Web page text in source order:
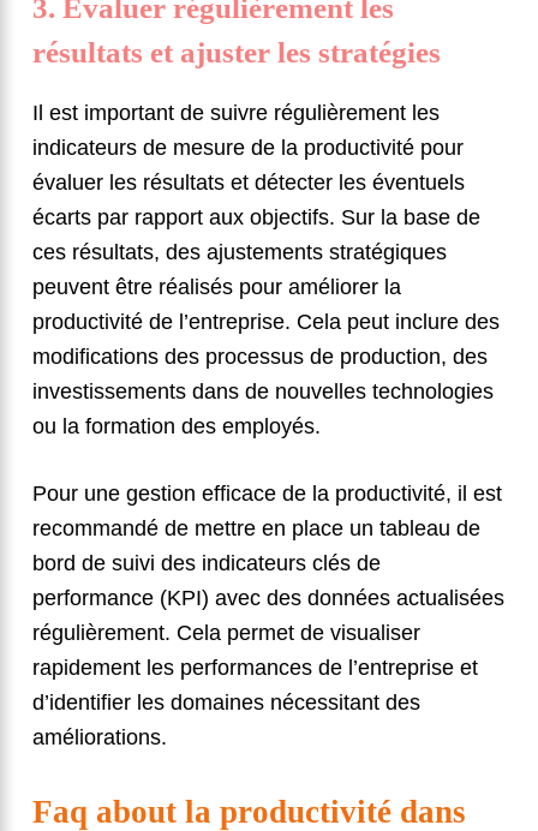
3. Évaluer régulièrement les
résultats et ajuster les stratégies
Il est important de suivre régulièrement les
indicateurs de mesure de la productivité pour
évaluer les résultats et détecter les éventuels
écarts par rapport aux objectifs. Sur la base de
ces résultats, des ajustements stratégiques
peuvent être réalisés pour améliorer la
productivité de l’entreprise. Cela peut inclure des
modifications des processus de production, des
investissements dans de nouvelles technologies
ou la formation des employés.
Pour une gestion efficace de la productivité, il est
recommandé de mettre en place un tableau de
bord de suivi des indicateurs clés de
performance (KPI) avec des données actualisées
régulièrement. Cela permet de visualiser
rapidement les performances de l’entreprise et
d’identifier les domaines nécessitant des
améliorations.
Faq about la productivité dans